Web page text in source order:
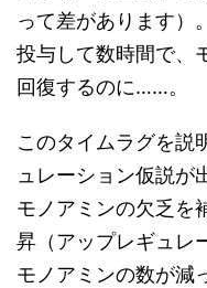
って差があります）。
投与して数時間で、
回復するのに……。
このタイムラグを説
ュレーション仮説が
モノアミンの欠乏を
昇（アップレギュレ
モノアミンの数が減